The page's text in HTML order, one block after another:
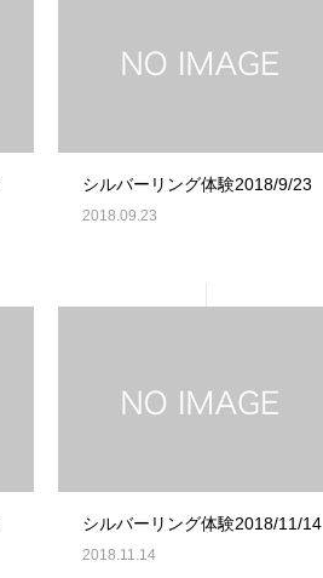
シルバーリング体験2018/9/23
2018.09.23
シルバーリング体験2018/11/14
2018.11.14